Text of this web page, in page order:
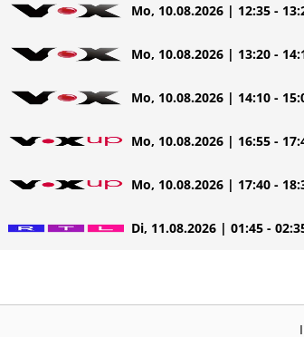
Mo, 10.08.2026 | 12:35 -
Mo, 10.08.2026 | 13:20 -
Mo, 10.08.2026 | 14:10 -
Mo, 10.08.2026 | 16:55 -
Mo, 10.08.2026 | 17:40 -
Di, 11.08.2026 | 01:45 -